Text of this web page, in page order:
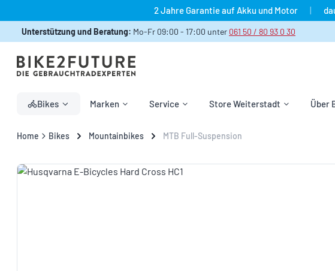
2 Jahre Garantie auf Akku und Motor |
Unterstützung und Beratung: Mo-Fr 09:00 - 17:00 unter 061 50 / 80 93 0 30
Bikes Marken Service Store Weiterstadt Über
Home Bikes Mountainbikes MTB Full-Suspension
Bildergalerie überspringen